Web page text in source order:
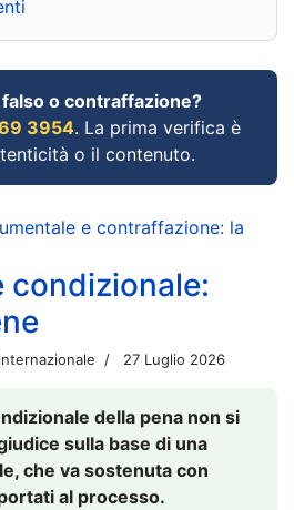
o contraffazione?
3954. La prima verifica è
o il contenuto.
e contraffazione: la
condizionale:
27 Luglio 2026
della pena non si
sulla base di una
che va sostenuta con
al processo.